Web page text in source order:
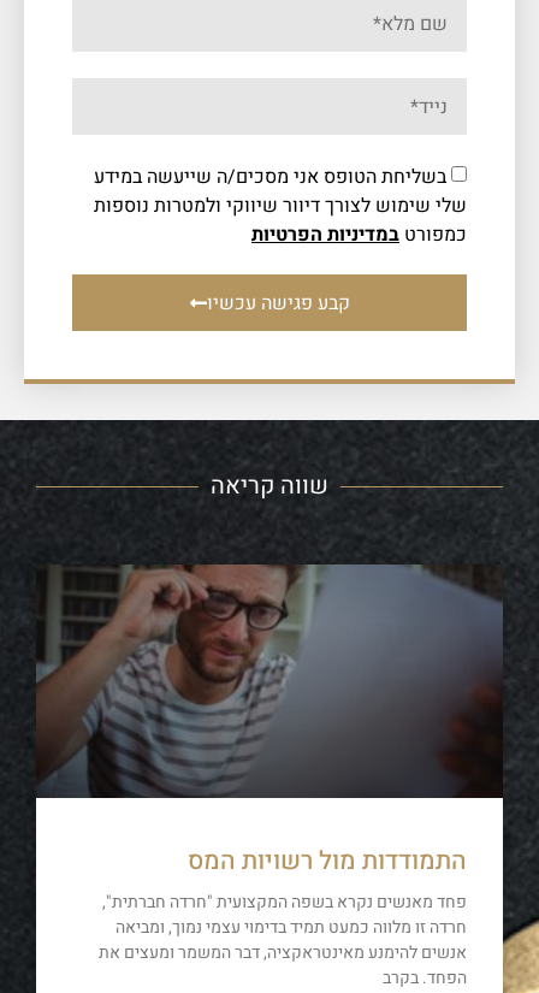
בשליחת הטופס אני מסכים/ה שייעשה במידע
שלי שימוש לצורך דיוור שיווקי ולמטרות נוספות
כמפורט במדיניות הפרטיות
קבע פגישה עכשיו
שווה קריאה
התמודדות מול רשויות המס
פחד מאנשים נקרא בשפה המקצועית "חרדה חברתית",
חרדה זו מלווה כמעט תמיד בדימוי עצמי נמוך, ומביאה
אנשים להימנע מאינטראקציה, דבר המשמר ומעצים את
הפחד. בקרב